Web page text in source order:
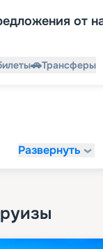
от
🚗Трансферы
Развернуть